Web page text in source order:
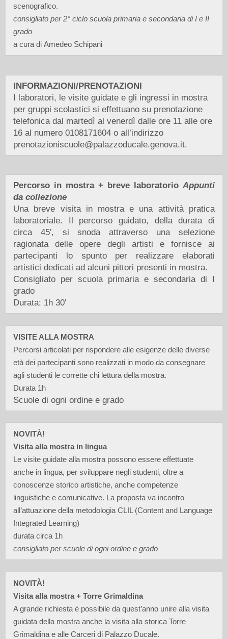
scenografico.
consigliato per 2° ciclo scuola primaria e secondaria di I e II
grado
a cura di Amedeo Schipani
INFORMAZIONI/PRENOTAZIONI
I laboratori, le visite guidate e gli ingressi in mostra
per gruppi scolastici si effettuano su prenotazione
telefonica dal martedì al venerdì dalle ore 11 alle ore
16 al numero 0108171604 o all’indirizzo
prenotazioniscuole@palazzoducale.genova.it.
Percorso in mostra + breve laboratorio Appunti
da collezione
Una breve visita in mostra e una attività pratica
laboratoriale. Il percorso guidato, della durata di
circa 45′, si snoda attraverso una selezione
ragionata delle opere degli artisti e fornisce ai
partecipanti lo spunto per realizzare elaborati
artistici dedicati ad alcuni pittori presenti in mostra.
Consigliato per scuola primaria e secondaria di I
grado
Durata: 1h 30′
VISITE ALLA MOSTRA
Percorsi articolati per rispondere alle esigenze delle diverse
età dei partecipanti sono realizzati in modo da consegnare
agli studenti le corrette chi lettura della mostra.
Durata 1h
Scuole di ogni ordine e grado
NOVITÀ!
Visita alla mostra in lingua
Le visite guidate alla mostra possono essere effettuate
anche in lingua, per sviluppare negli studenti, oltre a
conoscenze storico artistiche, anche competenze
linguistiche e comunicative. La proposta va incontro
all’attuazione della metodologia CLIL (Content and Language
Integrated Learning)
durata circa 1h
consigliato per scuole di ogni ordine e grado
NOVITÀ!
Visita alla mostra + Torre Grimaldina
A grande richiesta è possibile da quest’anno unire alla visita
guidata della mostra anche la visita alla storica Torre
Grimaldina e alle Carceri di Palazzo Ducale.